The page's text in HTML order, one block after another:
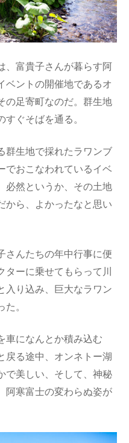
富貴子さんが暮らす阿
ベントの開催地であるオ
の足寄町なのだ。群生地
ぐそばを通る。
群生地で採れたラワンブ
でおこなわれているイベ
必然というか、その土地
から、よかったなと思い
んたちの年中行事に便
ターに乗せてもらって川
入り込み、巨大なラワン
。
になんとか積み込む
戻る途中、オンネトー湖
で美しい、そして、神秘
阿寒富士の変わらぬ姿が